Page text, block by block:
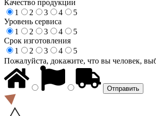
Качество продукции
1
2 3 4
5
Уровень сервиса
1
2 3 4
5
Срок изготовления
1
2 3 4
5
Пожалуйста, докажите, что вы человек,